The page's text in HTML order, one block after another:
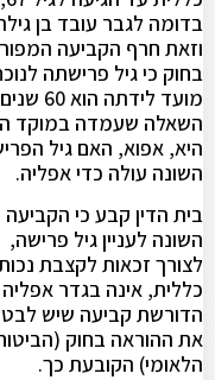
בדומה לגבר עובד בן
וזאת חרף הקביעה
בחוק כי גיל פרישתה לנוכח
מועד לידתה הוא 60 שנים.
השאלה שעמדה במוקד
היא, אפוא, האם גיל
השונה עולה כדי אפליה.
בית הדין קבע כי הקביעה
השונה לעניין גיל פרישה,
לצורך זכאות לקצבת נכות
כללית, אינה בגדר אפליה
הדורשת קביעה שיש
את ההוראה בחוק (הביטוח
הלאומי) הקובעת כך.